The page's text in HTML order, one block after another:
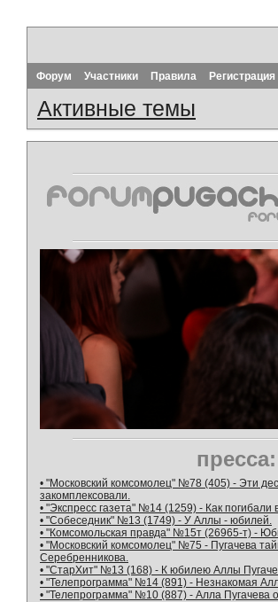
Форум Участники Правила Регистрация
Активные темы
пресса:
• "Московский комсомолец" №78 (405) - Эти
закомплексовали.
• "Экспресс газета" №14 (1259) - Как погибали
• "Собеседник" №13 (1749) - У Аллы - юбилей.
• "Комсомольская правда" №15т (26965-т) -
• "Московский комсомолец" №75 - Пугачева
Серебренникова.
• "СтарХит" №13 (168) - К юбилею Аллы
• "Телепрограмма" №14 (891) - Незнакомая
• "Телепрограмма" №10 (887) - Алла Пугачева